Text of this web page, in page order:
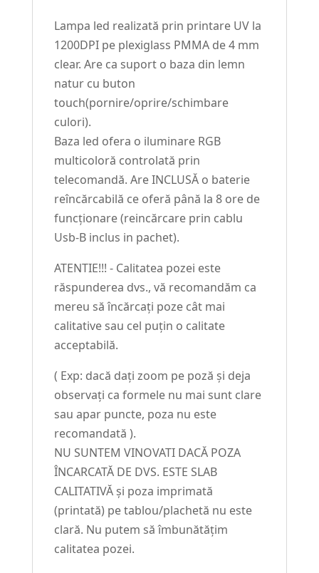
Lampa led realizată prin printare UV la
1200DPI pe plexiglass PMMA de 4 mm
clear. Are ca suport o baza din lemn
natur cu buton
touch(pornire/oprire/schimbare
culori).
Baza led ofera o iluminare RGB
multicoloră controlată prin
telecomandă. Are INCLUSĂ o baterie
reîncărcabilă ce oferă până la 8 ore de
funcționare (reincărcare prin cablu
Usb-B inclus in pachet).
ATENTIE!!! - Calitatea pozei este
răspunderea dvs., vă recomandăm ca
mereu să încărcați poze cât mai
calitative sau cel puțin o calitate
acceptabilă.
( Exp: dacă dați zoom pe poză și deja
observați ca formele nu mai sunt clare
sau apar puncte, poza nu este
recomandată ).
NU SUNTEM VINOVATI DACĂ POZA
ÎNCARCATĂ DE DVS. ESTE SLAB
CALITATIVĂ și poza imprimată
(printată) pe tablou/plachetă nu este
clară. Nu putem să îmbunătățim
calitatea pozei.